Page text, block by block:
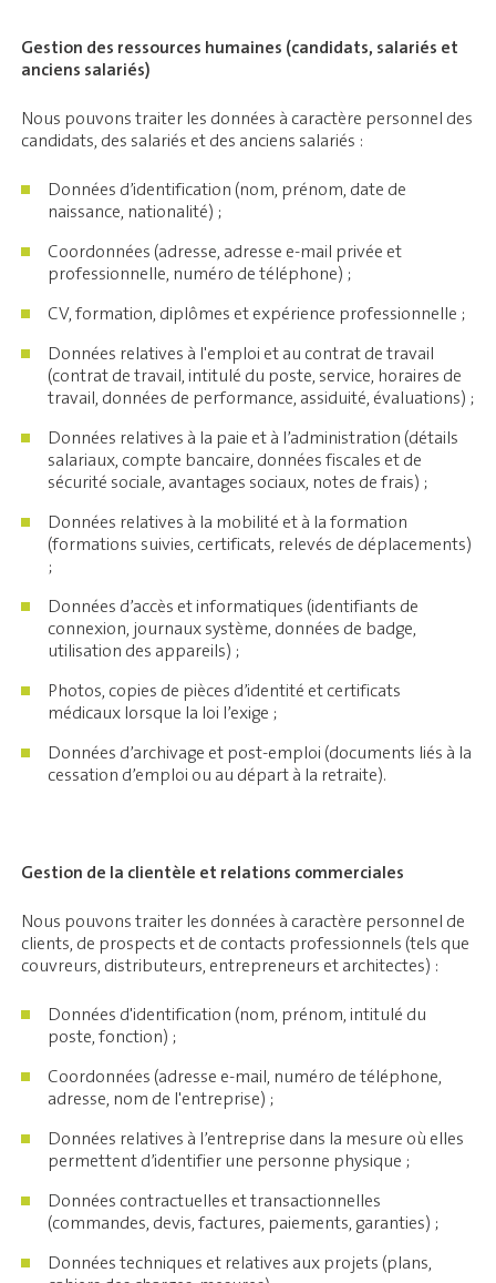
Gestion des ressources humaines (candidats, salariés et
anciens salariés)
Nous pouvons traiter les données à caractère personnel des
candidats, des salariés et des anciens salariés :
Données d’identification (nom, prénom, date de
naissance, nationalité) ;
Coordonnées (adresse, adresse e-mail privée et
professionnelle, numéro de téléphone) ;
CV, formation, diplômes et expérience professionnelle ;
Données relatives à l'emploi et au contrat de travail
(contrat de travail, intitulé du poste, service, horaires de
travail, données de performance, assiduité, évaluations) ;
Données relatives à la paie et à l’administration (détails
salariaux, compte bancaire, données fiscales et de
sécurité sociale, avantages sociaux, notes de frais) ;
Données relatives à la mobilité et à la formation
(formations suivies, certificats, relevés de déplacements)
;
Données d’accès et informatiques (identifiants de
connexion, journaux système, données de badge,
utilisation des appareils) ;
Photos, copies de pièces d’identité et certificats
médicaux lorsque la loi l’exige ;
Données d’archivage et post-emploi (documents liés à la
cessation d’emploi ou au départ à la retraite).
Gestion de la clientèle et relations commerciales
Nous pouvons traiter les données à caractère personnel de
clients, de prospects et de contacts professionnels (tels que
couvreurs, distributeurs, entrepreneurs et architectes) :
Données d'identification (nom, prénom, intitulé du
poste, fonction) ;
Coordonnées (adresse e-mail, numéro de téléphone,
adresse, nom de l'entreprise) ;
Données relatives à l’entreprise dans la mesure où elles
permettent d’identifier une personne physique ;
Données contractuelles et transactionnelles
(commandes, devis, factures, paiements, garanties) ;
Données techniques et relatives aux projets (plans,